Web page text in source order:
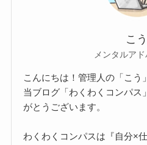
こう
メンタルア
こんにちは！管理人の「こう
当ブログ「わくわくコンパス
がとうございます。
わくわくコンパスは『自分×